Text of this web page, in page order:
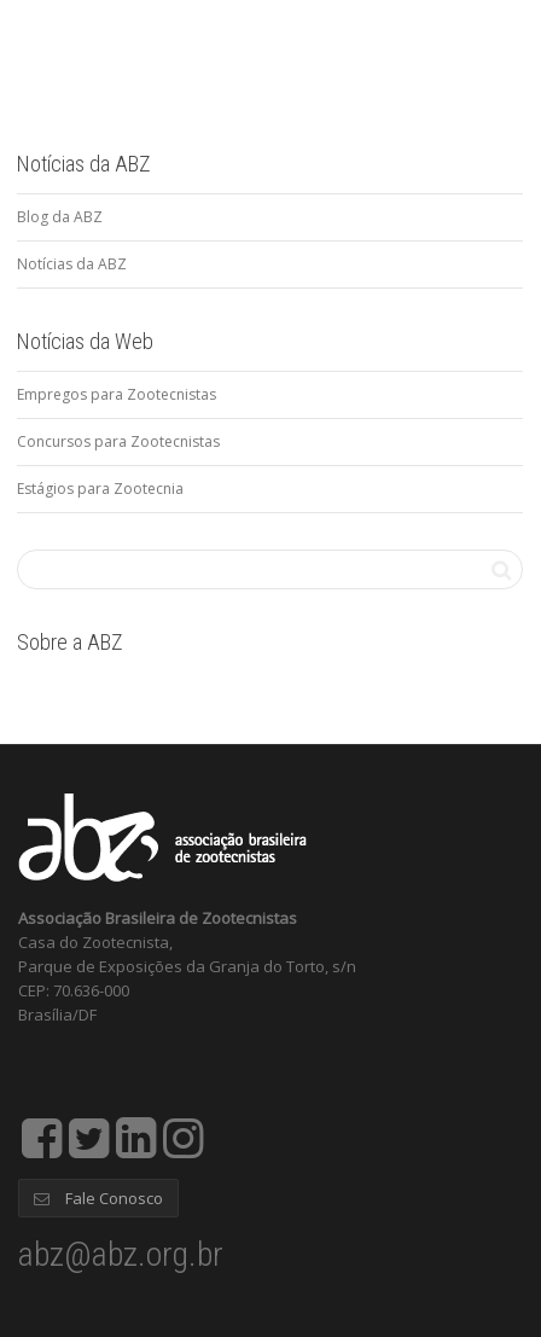
Notícias da ABZ
Blog da ABZ
Notícias da ABZ
Notícias da Web
Empregos para Zootecnistas
Concursos para Zootecnistas
Estágios para Zootecnia
Sobre a ABZ
Associação Brasileira de Zootecnistas
Casa do Zootecnista,
Parque de Exposições da Granja do Torto, s/n
CEP: 70.636-000
Brasília/DF
Fale Conosco
abz@abz.org.br